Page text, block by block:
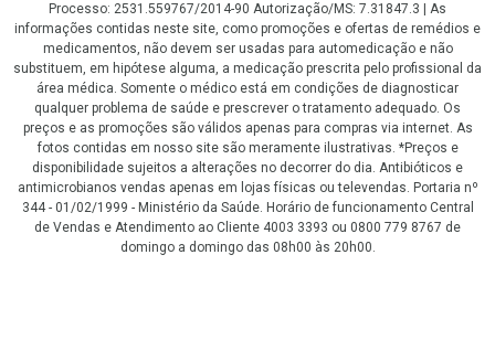
Processo: 2531.559767/2014-90 Autorização/MS: 7.31847.3 | As
informações contidas neste site, como promoções e ofertas de remédios e
medicamentos, não devem ser usadas para automedicação e não
substituem, em hipótese alguma, a medicação prescrita pelo profissional da
área médica. Somente o médico está em condições de diagnosticar
qualquer problema de saúde e prescrever o tratamento adequado. Os
preços e as promoções são válidos apenas para compras via internet. As
fotos contidas em nosso site são meramente ilustrativas. *Preços e
disponibilidade sujeitos a alterações no decorrer do dia. Antibióticos e
antimicrobianos vendas apenas em lojas físicas ou televendas. Portaria nº
344 - 01/02/1999 - Ministério da Saúde. Horário de funcionamento Central
de Vendas e Atendimento ao Cliente 4003 3393 ou 0800 779 8767 de
domingo a domingo das 08h00 às 20h00.